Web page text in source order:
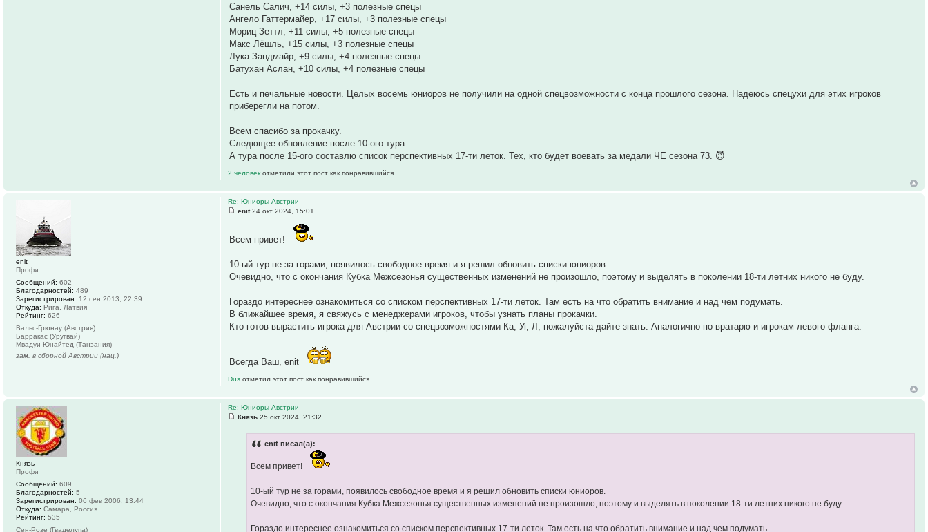
Санель Салич, +14 силы, +3 полезные спецы
Ангело Гаттермайер, +17 силы, +3 полезные спецы
Мориц Зеттл, +11 силы, +5 полезные спецы
Макс Лёшль, +15 силы, +3 полезные спецы
Лука Зандмайр, +9 силы, +4 полезные спецы
Батухан Аслан, +10 силы, +4 полезные спецы
Есть и печальные новости. Целых восемь юниоров не получили на одной спецвозможности с конца прошлого сезона. Надеюсь спецухи для этих игроков
приберегли на потом.
Всем спасибо за прокачку.
Следющее обновление после 10-ого тура.
А тура после 15-ого составлю список перспективных 17-ти леток. Тех, кто будет воевать за медали ЧЕ сезона 73. 😈
2 человекотметили этот пост как понравившийся.
Re: Юниоры Австрии
enit24 окт 2024, 15:01
Всем привет!
10-ый тур не за горами, появилось свободное время и я решил обновить списки юниоров.
Очевидно, что с окончания Кубка Межсезонья существенных изменений не произошло, поэтому и выделять в поколении 18-ти летних никого не буду.
Гораздо интереснее ознакомиться со списком перспективных 17-ти леток. Там есть на что обратить внимание и над чем подумать.
В ближайшее время, я свяжусь с менеджерами игроков, чтобы узнать планы прокачки.
Кто готов вырастить игрока для Австрии со спецвозможностями Ка, Уг, Л, пожалуйста дайте знать. Аналогично по вратарю и игрокам левого фланга.
Всегда Ваш, enit
Dusотметил этот пост как понравившийся.
enit
Профи
Сообщений: 602
Благодарностей: 489
Зарегистрирован: 12 сен 2013, 22:39
Откуда: Рига, Латвия
Рейтинг: 626
Вальс-Грюнау (Австрия)
Барракас (Уругвай)
Мвадуи Юнайтед (Танзания)
зам. в сборной Австрии (нац.)
Re: Юниоры Австрии
Князь 25 окт 2024, 21:32
enit писал(а):
Всем привет!
10-ый тур не за горами, появилось свободное время и я решил обновить списки юниоров.
Очевидно, что с окончания Кубка Межсезонья существенных изменений не произошло, поэтому и выделять в поколении 18-ти летних никого не буду.
Гораздо интереснее ознакомиться со списком перспективных 17-ти леток. Там есть на что обратить внимание и над чем подумать.
Князь
Профи
Сообщений: 609
Благодарностей: 5
Зарегистрирован: 06 фев 2006, 13:44
Откуда: Самара, Россия
Рейтинг: 535
Сен-Розе (Гваделупа)